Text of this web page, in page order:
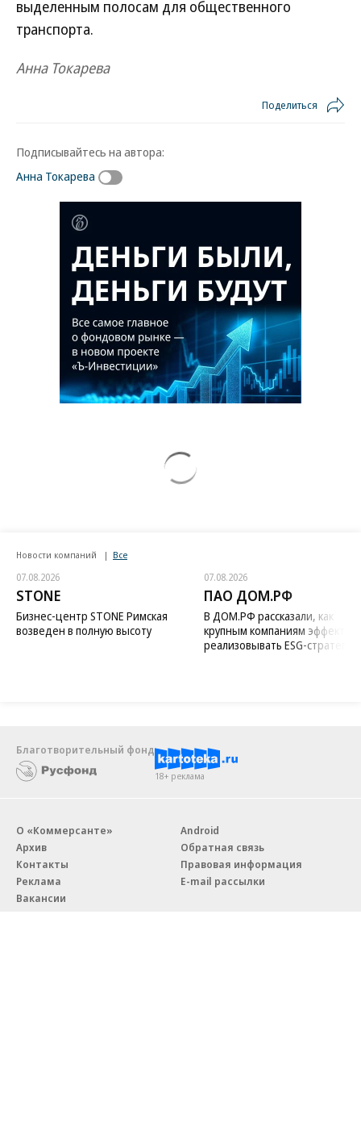
выделенным полосам для общественного
транспорта.
Анна Токарева
Поделиться
Подписывайтесь на автора:
Анна Токарева
Новости компаний Все
07.08.2026
STONE
Бизнес-центр STONE Римская
возведен в полную высоту
07.08.2026
ПАО ДОМ.РФ
В ДОМ.РФ рассказали, как
крупным компаниям
реализовывать ESG-стратегию
Благотворительный фонд
18+ реклама
О «Коммерсанте»
Архив
Контакты
Реклама
Вакансии
Android
Обратная связь
Правовая информация
E-mail рассылки